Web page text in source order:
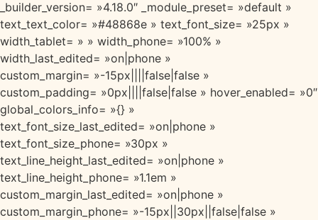
_builder_version= »4.18.0″ _module_preset= »default »
text_text_color= »#48868e » text_font_size= »25px »
width_tablet= » » width_phone= »100% »
width_last_edited= »on|phone »
custom_margin= »-15px||||false|false »
custom_padding= »0px||||false|false » hover_enabled= »0″
global_colors_info= »{} »
text_font_size_last_edited= »on|phone »
text_font_size_phone= »30px »
text_line_height_last_edited= »on|phone »
text_line_height_phone= »1.1em »
custom_margin_last_edited= »on|phone »
custom_margin_phone= »-15px||30px||false|false »